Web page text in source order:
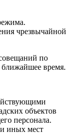
чрезвычайной
по
ближайшее время.
объектов
персонала.
и иных мест